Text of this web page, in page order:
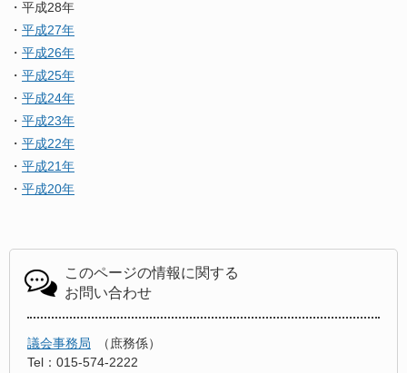
・平成28年
・ 平成27年
・ 平成26年
・ 平成25年
・ 平成24年
・ 平成23年
・ 平成22年
・ 平成21年
・ 平成20年
このページの情報に関する
お問い合わせ
議会事務局
庶務係
Tel：015-574-2222